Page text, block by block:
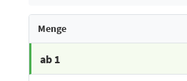
Menge
ab 1